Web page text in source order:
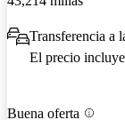
Transferencia a
El precio
Buena oferta